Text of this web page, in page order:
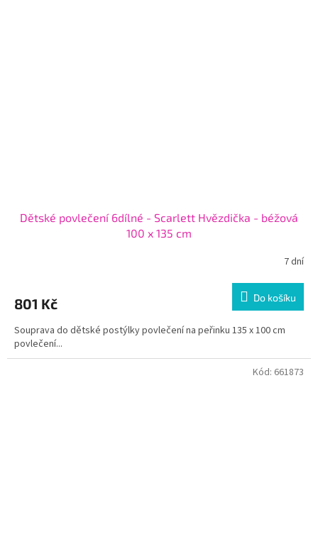
Dětské povlečení 6dílné - Scarlett Hvězdička - béžová
100 x 135 cm
7 dní
801 Kč Do košíku
Souprava do dětské postýlky povlečení na peřinku 135 x 100 cm
povlečení...
Kód: 661873